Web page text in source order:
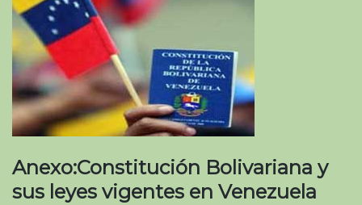
Anexo:Constitución Bolivariana y
sus leyes vigentes en Venezuela